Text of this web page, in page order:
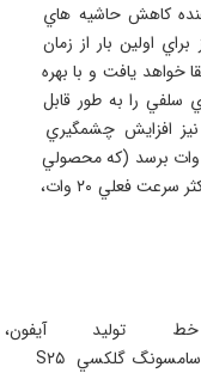
كاهش حاشيه هاي
اولين بار از زمان
۲۴ مگاپيكسل ارتقا خواهد يافت و با بهره
هاي سلفي را به طور قابل
افزايش چشمگيري
خواهد داشت و هرچند انتظار مي رود به ۳۵ وات برسد (كه محصولي
انقلابي محسوب نمي شود) اما نسبت به حداكثر سرعت فعلي ۲۰ وات،
خط توليد
۱۷ اير فوق باريك است كه رقيبي جدي براي سامسونگ گلكسي S۲۵